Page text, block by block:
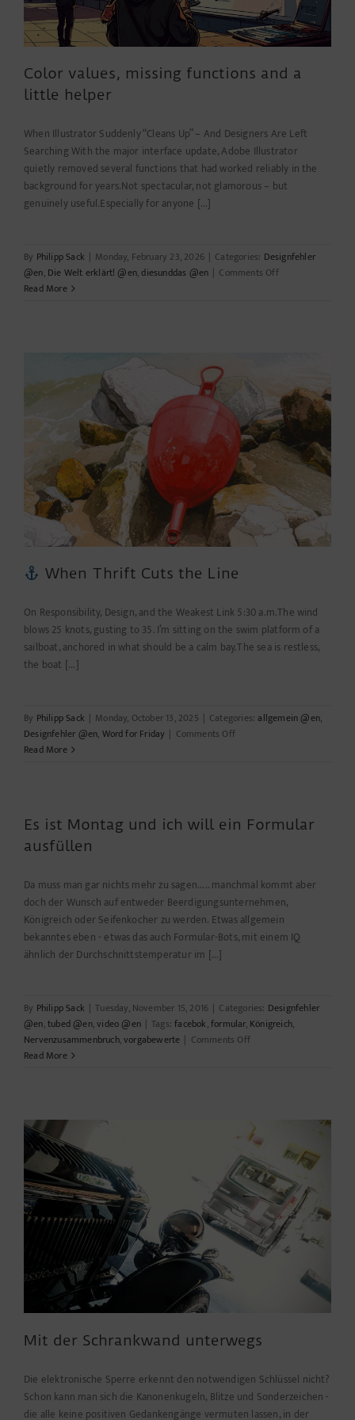
Color values, missing functions and a
little helper
When Illustrator Suddenly “Cleans Up” – And Designers Are Left
Searching With the major interface update, Adobe Illustrator
quietly removed several functions that had worked reliably in the
background for years.Not spectacular, not glamorous – but
genuinely useful.Especially for anyone [...]
By Philipp Sack | Monday, February 23, 2026 | Categories: Designfehler
@en, Die Welt erklärt! @en,diesunddas @en | Comments Offon
helper
Read More
When Thrift Cuts the Line
On Responsibility, Design, and the Weakest Link 5:30 a.m.The wind
blows 25 knots, gusting to 35. I’m sitting on the swim platform of a
sailboat, anchored in what should be a calm bay.The sea is restless,
the boat [...]
By Philipp Sack | Monday, October 13, 2025 | Categories:allgemein @en,
Designfehler @en, Word for Friday | Comments Offon
Line
Read More
Es ist Montag und ich will ein Formular
ausfüllen
Da muss man gar nichts mehr zu sagen..... manchmal kommt aber
doch der Wunsch auf entweder Beerdigungsunternehmen,
Königreich oder Seifenkocher zu werden. Etwas allgemein
bekanntes eben - etwas das auch Formular-Bots, mit einem IQ
ähnlich der Durchschnittstemperatur im [...]
By Philipp Sack | Tuesday, November 15, 2016 | Categories: Designfehler
@en,tubed @en,video @en | Tags:facebok,formular, Königreich,
Nervenzusammenbruch,vorgabewerte | Comments Offon
will
ein
Formular
ausfüllen
Read More
Mit der Schrankwand unterwegs
Die elektronische Sperre erkennt den notwendigen Schlüssel nicht?
Schon kann man sich die Kanonenkugeln, Blitze und Sonderzeichen -
die alle keine positiven Gedankengänge vermuten lassen, in der